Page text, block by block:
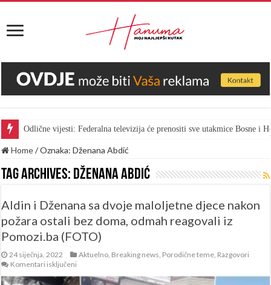
Odlične vijesti: Federalna televizija će prenositi sve utakmice Bosne i
Home/Oznaka:Dženana Abdić
Tag Archives: Dženana Abdić
Aldin i Dženana sa dvoje maloljetne djece nakon
požara ostali bez doma, odmah reagovali iz
Pomozi.ba (FOTO)
24 siječnja, 2022 Aktuelno Breaking news Porodične teme Razgovori
Komentari isključeni